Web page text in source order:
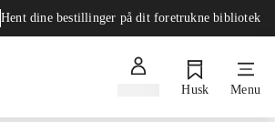
Hent dine bestillinger på dit foretrukne bibliotek
Husk Menu